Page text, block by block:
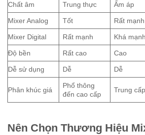
Chất âm Trung thực Ấm áp
Mixer Analog Tốt Rất mạnh
Mixer Digital Rất mạnh Khá mạnh
Độ bền Rất cao Cao
Dễ sử dụng Dễ Dễ
Phân khúc giá
Phổ thông
đến cao cấp
Trung cấp
Nên Chọn Thương Hiệu